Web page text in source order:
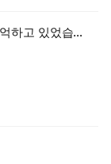
사실, 그들은 오직 그녀만을 기억하고 있었습니다